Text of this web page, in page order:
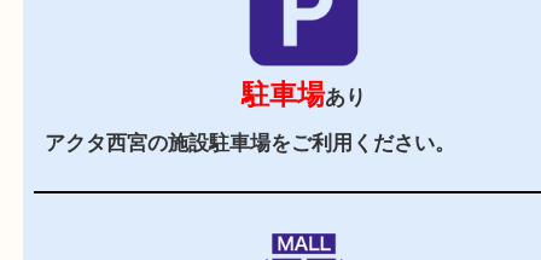
全国 2,000 店舗以上
お客様でも安心してご来店いただけます。